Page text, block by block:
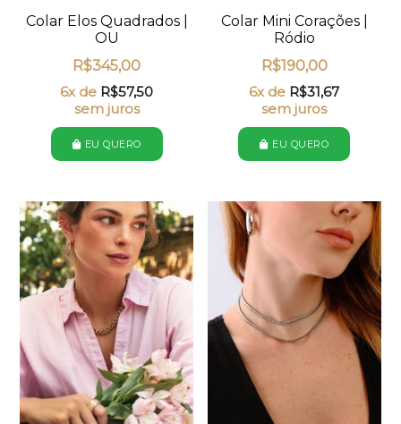
Colar Elos Quadrados |
OU
R$345,00
6x de R$57,50
sem juros
EU QUERO
Colar Mini Corações |
Ródio
R$190,00
6x de R$31,67
sem juros
EU QUERO